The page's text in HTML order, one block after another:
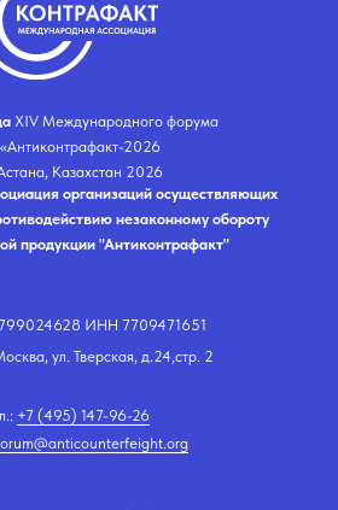
организаций осуществляющих
незаконному обороту
продукции "Антиконтрафакт"
ХIV Международного форума
«Антиконтрафакт-2026
Казахстан 2026
ул. Тверская, д.24,стр. 2
+7 (495) 147-96-26
ИНН 7709471651